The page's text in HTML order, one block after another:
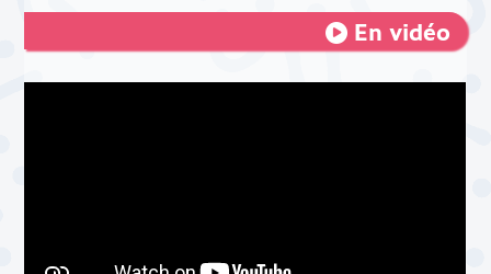
En vidéo